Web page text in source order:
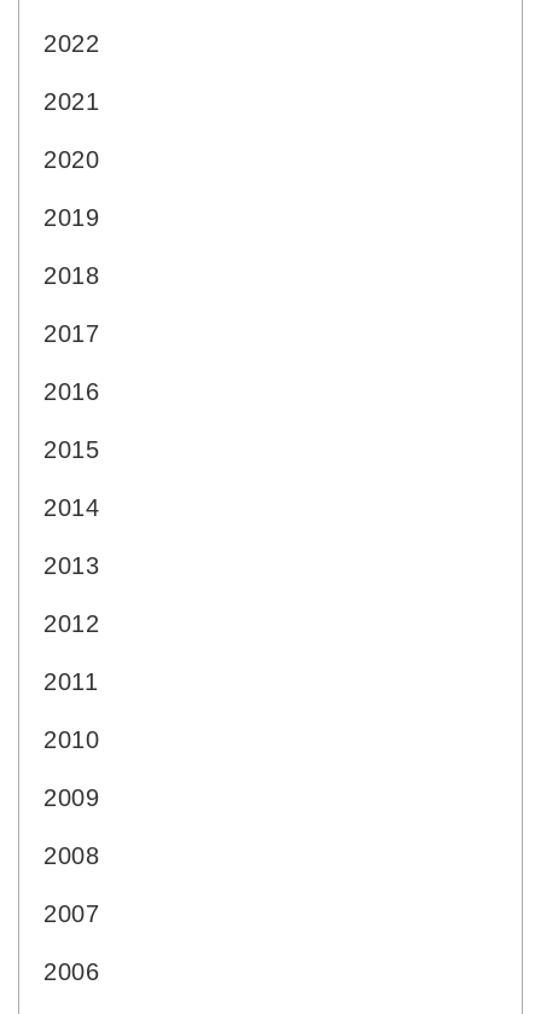
2022
2021
2020
2019
2018
2017
2016
2015
2014
2013
2012
2011
2010
2009
2008
2007
2006